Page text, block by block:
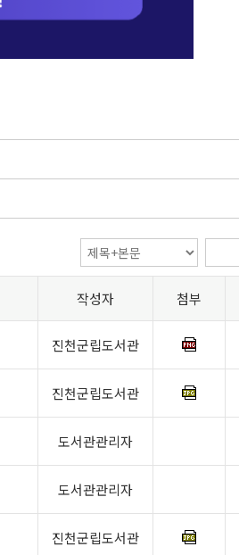
작성자 첨부
진천군립도서관
진천군립도서관
도서관관리자
도서관관리자
진천군립도서관